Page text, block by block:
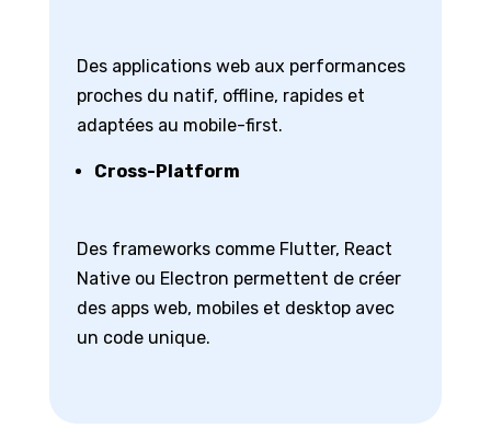
Des applications web aux performances
proches du natif, offline, rapides et
adaptées au mobile-first.
Cross-Platform
Des frameworks comme Flutter, React
Native ou Electron permettent de créer
des apps web, mobiles et desktop avec
un code unique.